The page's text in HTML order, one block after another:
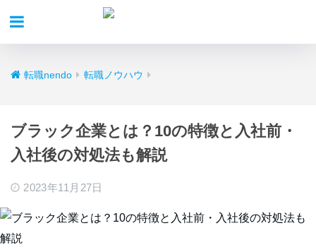
転職nendo 転職ノウハウ
ブラック企業とは？10の特徴と入社前・
入社後の対処法も解説
2023年11月27日